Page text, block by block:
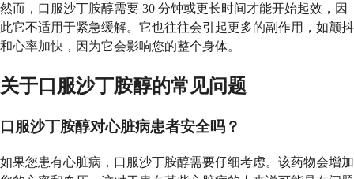
然而，口服沙丁胺醇需要 30 分钟或更长时间才能开始起效，因
此它不适用于紧急缓解。它也往往会引起更多的副作用，如颤抖
和心率加快，因为它会影响您的整个身体。
关于口服沙丁胺醇的常见问题
口服沙丁胺醇对心脏病患者安全吗？
如果您患有心脏病，口服沙丁胺醇需要仔细考虑。该药物会增加